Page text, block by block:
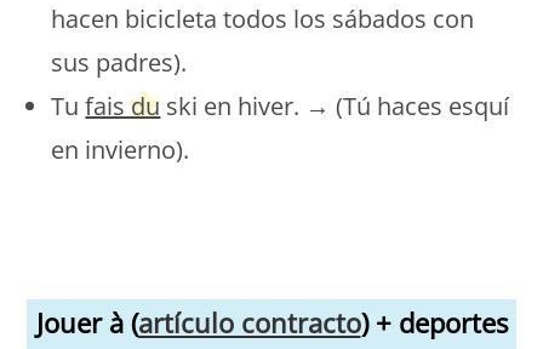
hacen bicicleta todos los sábados con
sus padres).
Tufais du ski en hiver. → (Tú haces esquí
en invierno).
Jouer à (artículo contracto) + deportes